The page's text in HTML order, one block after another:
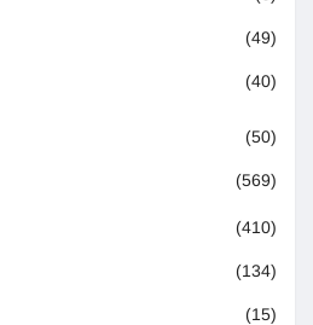
(49)
(40)
(50)
(569)
(410)
(134)
(15)